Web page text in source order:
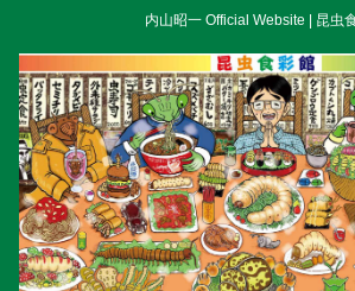
内山昭一 Official Website | 昆虫